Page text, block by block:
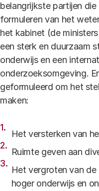
belangrijkste partijen
formuleren van het
het kabinet (de
een sterk en duurzaam
onderwijs en een
onderzoeksomgeving.
geformuleerd om het
maken:
Het versterken van
Ruimte geven aan
Het vergroten van
hoger onderwijs en